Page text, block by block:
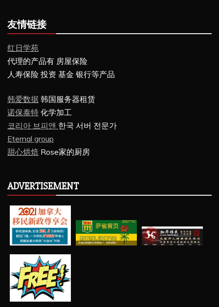
友情链接
红日学苑
代理的产品有 房屋保险
人寿保险 投资 基金 银行等产品
韩爱数据 韩国服务器租赁
诺保泰特 化学加工
코리아 브피앤 한국 서버 전문가
Eternal group
甜心烘焙 Rose家的厨房
ADVERTISEMENT